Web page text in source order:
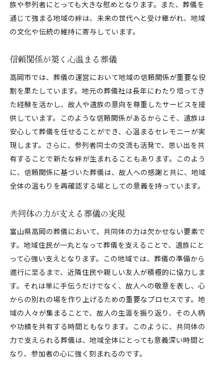
族や参列者にとっても大きな慰めとなります。また、葬儀を
通じて強まる地域の絆は、未来の世代へと受け継がれ、地域
の文化や伝統の維持に寄与しています。
信頼関係が築く心温まる葬儀
高岡市では、葬儀の運営において地域の信頼関係が重要な役
割を果たしています。地元の葬儀社は長年にわたり培ってき
た経験を活かし、故人や遺族の意向を尊重したサービスを提
供しています。このような信頼関係があるからこそ、遺族は
安心して葬儀を任せることができ、心温まるセレモニーが実
現します。さらに、参列者同士の交流も活発で、思い出を共
有することで新たな絆が生まれることもあります。このよう
に、信頼関係に基づいた葬儀は、故人への感謝と共に、地域
全体の温もりを再確認する場としての意義を持っています。
共同体の力が支える葬儀の実現
富山県高岡の葬儀において、共同体の力は欠かせない要素で
す。地域住民が一丸となって葬儀を支えることで、遺族にと
って心強い支えとなります。この地域では、葬儀の準備から
進行に至るまで、近隣住民や親しい友人が積極的に協力しま
す。それは単に手伝うだけでなく、故人への敬意を表し、心
からの別れの場を作り上げるための重要なプロセスです。地
域の人々が集まることで、故人の生涯を振り返り、その人柄
や功績を共有する時間ともなります。このように、共同体の
力で支えられる葬儀は、地域全体にとっても意義深い時間と
なり、参加者の心に強く刻まれるのです。